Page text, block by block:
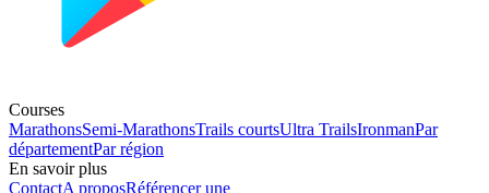
Courses
MarathonsSemi-MarathonsTrails courtsUltra TrailsIronmanPar
départementPar région
En savoir plus
ContactA proposRéférencer une